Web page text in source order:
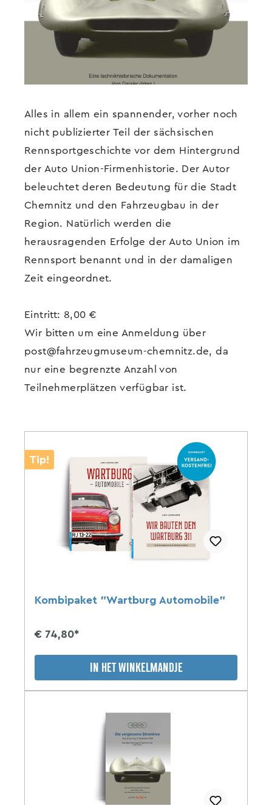
Alles in allem ein spannender, vorher noch
nicht publizierter Teil der sächsischen
Rennsportgeschichte vor dem Hintergrund
der Auto Union-Firmenhistorie. Der Autor
beleuchtet deren Bedeutung für die Stadt
Chemnitz und den Fahrzeugbau in der
Region. Natürlich werden die
herausragenden Erfolge der Auto Union im
Rennsport benannt und in der damaligen
Zeit eingeordnet.
Eintritt: 8,00 €
Wir bitten um eine Anmeldung über
post@fahrzeugmuseum-chemnitz.de, da
nur eine begrenzte Anzahl von
Teilnehmerplätzen verfügbar ist.
Tip!
Kombipaket "Wartburg Automobile"
€ 74,80*
IN HET WINKELMANDJE